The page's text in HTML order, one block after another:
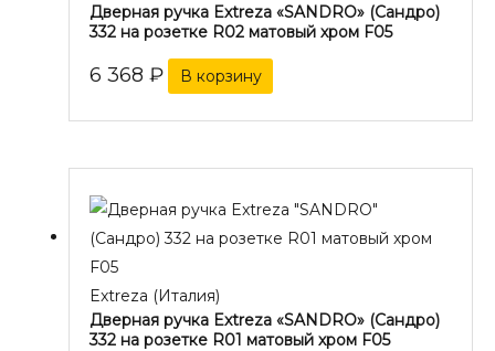
Дверная ручка Extreza «SANDRO» (Сандро)
332 на розетке R02 матовый хром F05
6 368 ₽ В корзину
Extreza (Италия)
Дверная ручка Extreza «SANDRO» (Сандро)
332 на розетке R01 матовый хром F05